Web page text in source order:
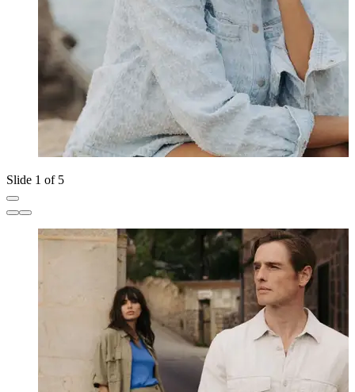
Slide 1 of 5